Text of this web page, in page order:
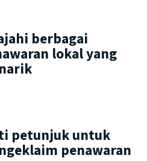
berbagai
lokal yang
petunjuk untuk
penawaran